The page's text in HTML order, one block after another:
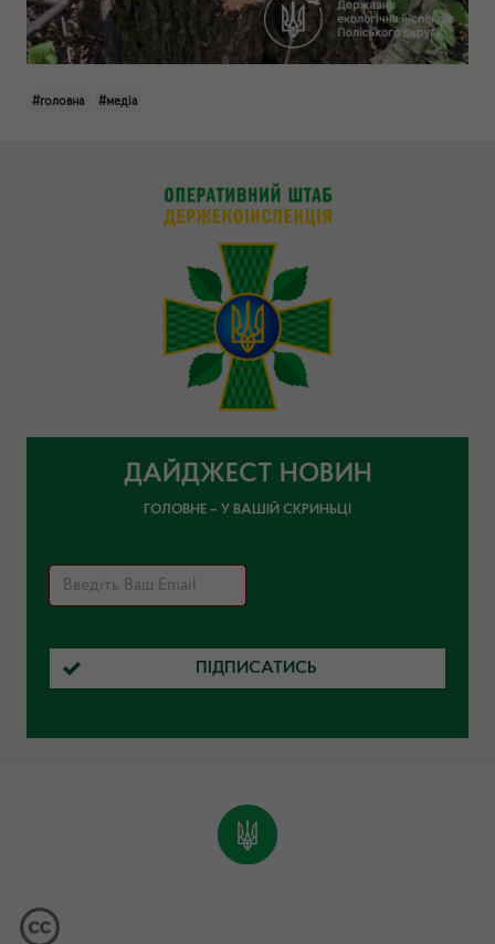
#головна #медіа
ДАЙДЖЕСТ НОВИН
ГОЛОВНЕ – У ВАШІЙ СКРИНЬЦІ
ПІДПИСАТИСЬ